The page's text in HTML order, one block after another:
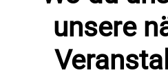
unsere